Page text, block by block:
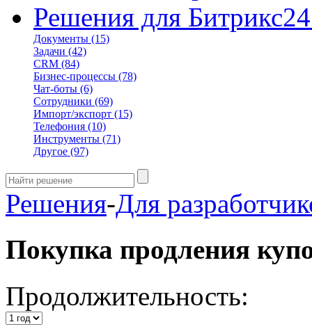
Решения для Битрикс24
Документы (15)
Задачи (42)
CRM (84)
Бизнес-процессы (78)
Чат-боты (6)
Сотрудники (69)
Импорт/экспорт (15)
Телефония (10)
Инструменты (71)
Другое (97)
Решения-Для
Покупка продления
Продолжительность: